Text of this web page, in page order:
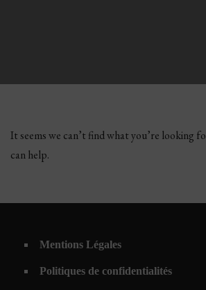
It seems we can’t find what you’re looking
can help.
Mentions Légales
Politiques de confidentialités